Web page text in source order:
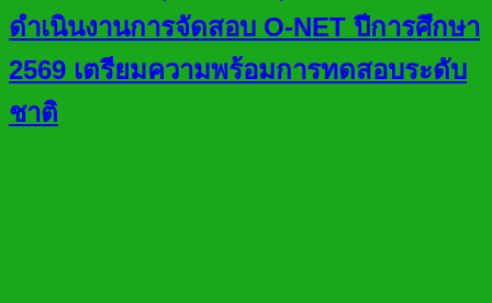
ดำเนินงานการจัดสอบ O-NET ปีการศึกษา
2569 เตรียมความพร้อมการทดสอบระดับ
ชาติ